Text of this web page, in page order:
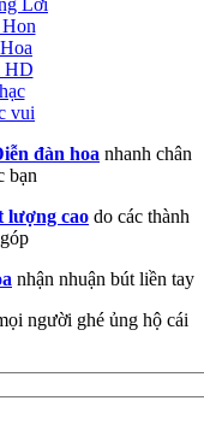
HD
vui
đàn hoa nhanh chân
bạn
lượng cao do các thành
nhận nhuận bút liền tay
người ghé ủng hộ cái